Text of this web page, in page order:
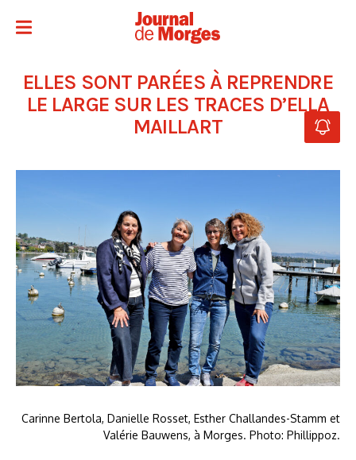
ELLES SONT PARÉES À REPRENDRE
LE LARGE SUR LES TRACES D’ELLA
MAILLART
Carinne Bertola, Danielle Rosset, Esther Challandes-Stamm et
Valérie Bauwens, à Morges. Photo: Phillippoz.